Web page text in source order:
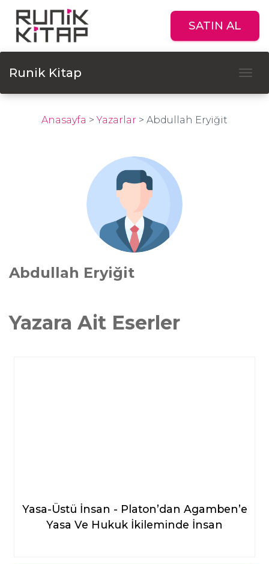
SATIN AL
Runik Kitap
Anasayfa >Yazarlar > Abdullah Eryiğit
Abdullah Eryiğit
Yazara Ait Eserler
Yasa-Üstü İnsan - Platon’dan Agamben’e
Yasa Ve Hukuk İkileminde İnsan